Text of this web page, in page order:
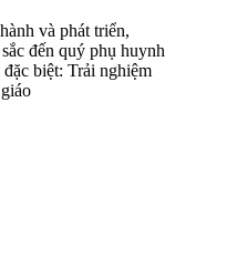
và phát triển,
đến quý phụ huynh
biệt: Trải nghiệm
tạo “Phương pháp tiếp